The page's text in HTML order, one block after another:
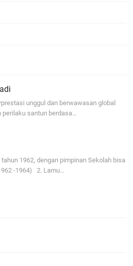
unggul dan berwawasan global
perilaku santun berdasa…
1962, dengan pimpinan Sekolah bisa
-1964) 2. Lamu…